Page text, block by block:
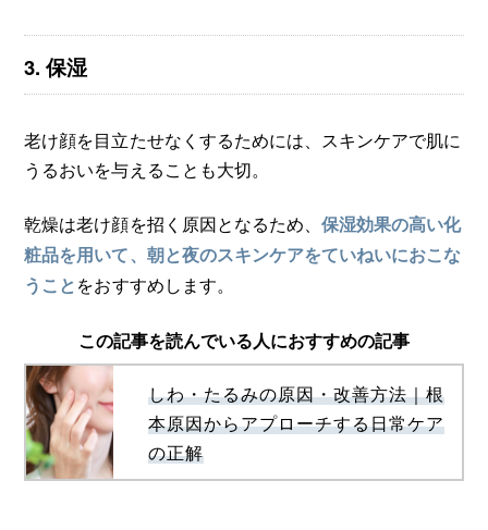
3. 保湿
老け顔を目立たせなくするためには、スキンケアで肌に
うるおいを与えることも大切。
乾燥は老け顔を招く原因となるため、 保湿効果の高い化
粧品を用いて、朝と夜のスキンケアをていねいにおこな
うことをおすすめします。
この記事を読んでいる人におすすめの記事
しわ・たるみの原因・改善方法｜根
本原因からアプローチする日常ケア
の正解